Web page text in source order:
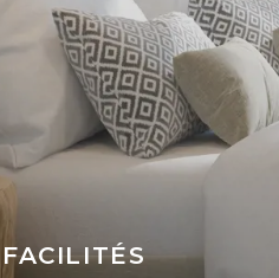
FACILITÉS